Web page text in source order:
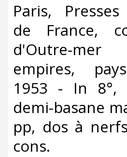
‎Paris,
de France,
d'Outre-
empires,
1953 - In 8°,
demi-basane
pp, dos à
cons.‎